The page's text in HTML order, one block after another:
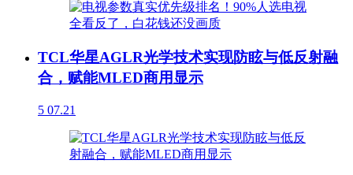
TCL华星AGLR光学技术实现防眩与低反射融
合，赋能MLED商用显示
5 07.21